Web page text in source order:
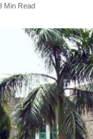
Min Read